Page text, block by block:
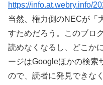
https://info.at.webry.info/
当然、権力側のNECが「
すためだろう。このブロ
読めなくなるし、どこか
ージはGoogleほかの検索
ので、読者に発見できな